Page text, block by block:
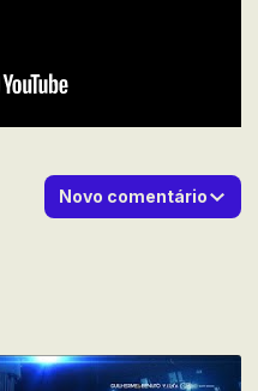
Novo comentário